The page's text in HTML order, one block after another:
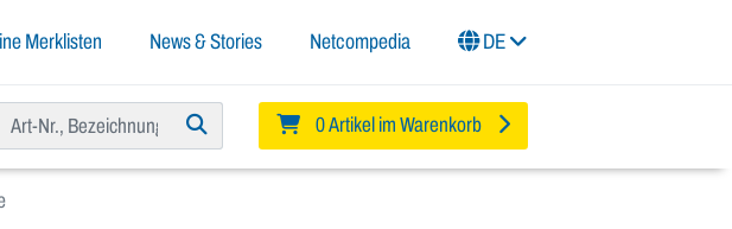
Merklisten News & Stories Netcompedia DE
0 Artikel im Warenkorb